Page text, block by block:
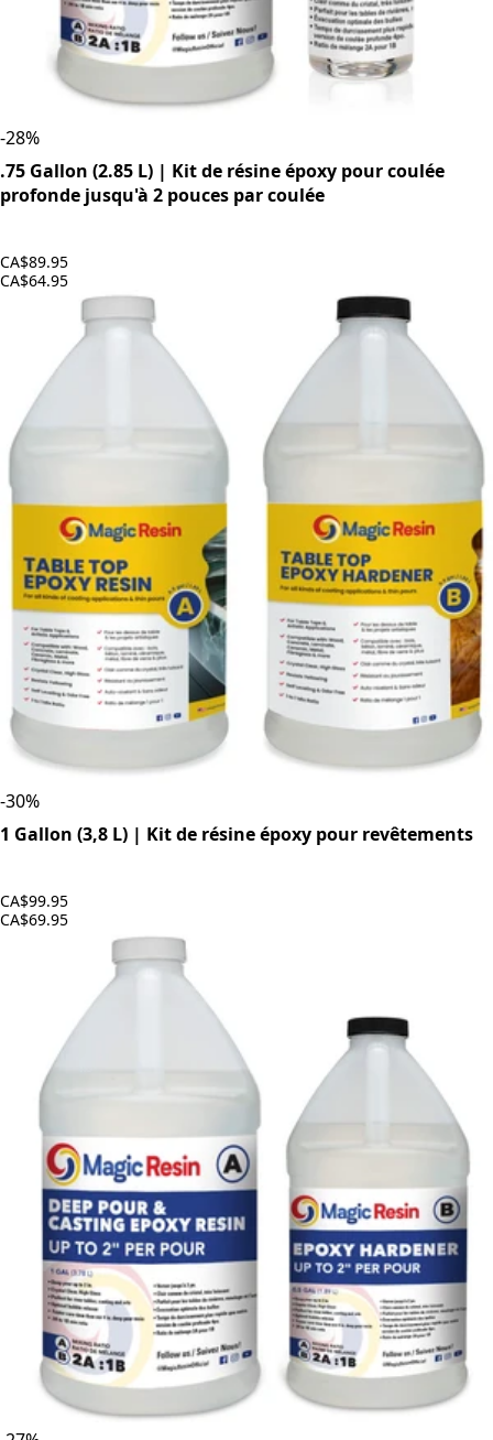
-28%
.75 Gallon (2.85 L) | Kit de résine époxy pour coulée
profonde jusqu'à 2 pouces par coulée
CA$89.95
CA$64.95
-30%
1 Gallon (3,8 L) | Kit de résine époxy pour revêtements
CA$99.95
CA$69.95